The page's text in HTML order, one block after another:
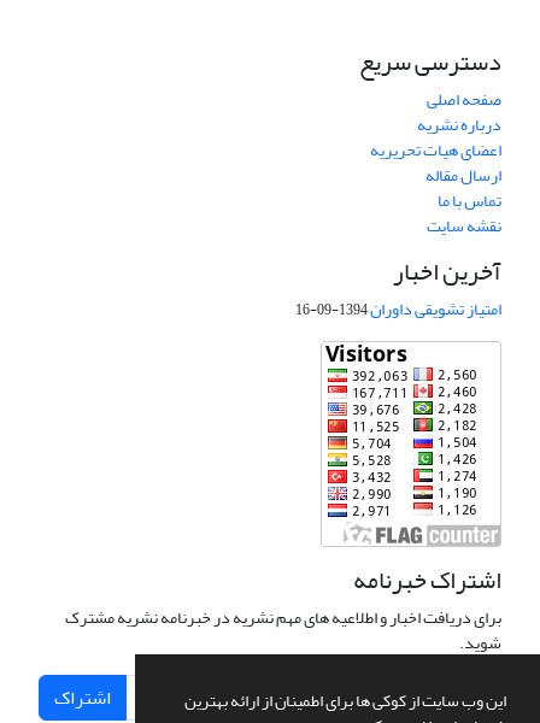
این وب سایت از کوکی ها برای اطمینان از ارائه بهترین
دسترسی سریع
صفحه اصلی
درباره نشریه
اعضای هیات تحریریه
ارسال مقاله
تماس با ما
نقشه سایت
آخرین اخبار
امتیاز تشویقی داوران1394-09-16
اشتراک خبرنامه
برای دریافت اخبار و اطلاعیه های مهم نشریه در خبرنامه نشریه مشترک
شوید.
اشتراک